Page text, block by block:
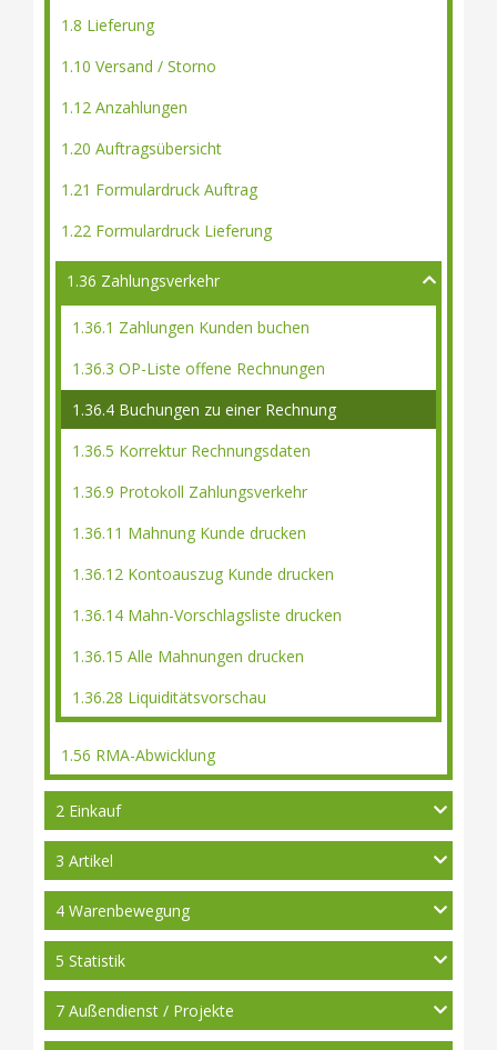
1.8 Lieferung
1.10 Versand / Storno
1.12 Anzahlungen
1.20 Auftragsübersicht
1.21 Formulardruck Auftrag
1.22 Formulardruck Lieferung
1.36 Zahlungsverkehr
1.36.1 Zahlungen Kunden buchen
1.36.3 OP-Liste offene Rechnungen
1.36.4 Buchungen zu einer Rechnung
1.36.5 Korrektur Rechnungsdaten
1.36.9 Protokoll Zahlungsverkehr
1.36.11 Mahnung Kunde drucken
1.36.12 Kontoauszug Kunde drucken
1.36.14 Mahn-Vorschlagsliste drucken
1.36.15 Alle Mahnungen drucken
1.36.28 Liquiditätsvorschau
1.56 RMA-Abwicklung
2 Einkauf
3 Artikel
4 Warenbewegung
5 Statistik
7 Außendienst / Projekte